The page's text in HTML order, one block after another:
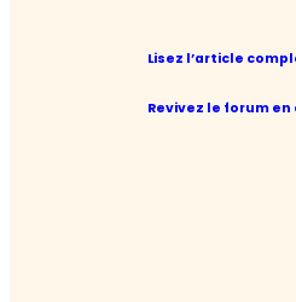
Lisez l’article
Revivez le forum